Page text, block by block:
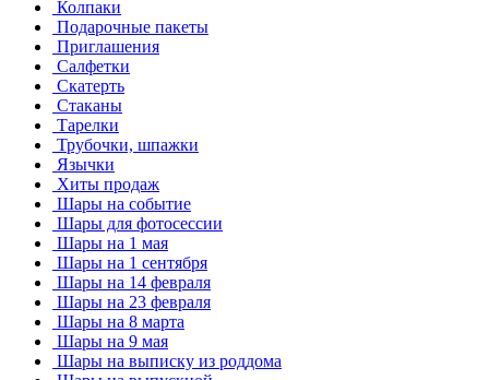
Колпаки
Подарочные пакеты
Приглашения
Салфетки
Скатерть
Стаканы
Тарелки
Трубочки, шпажки
Язычки
Хиты продаж
Шары на событие
Шары для фотосессии
Шары на 1 мая
Шары на 1 сентября
Шары на 14 февраля
Шары на 23 февраля
Шары на 8 марта
Шары на 9 мая
Шары на выписку из роддома